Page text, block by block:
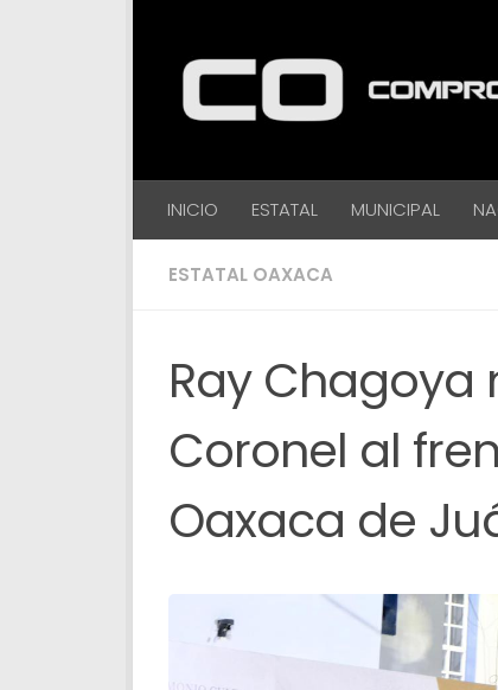
INICIO ESTATAL MUNICIPAL
ESTATAL OAXACA
Ray Chagoya
Coronel al
Oaxaca de